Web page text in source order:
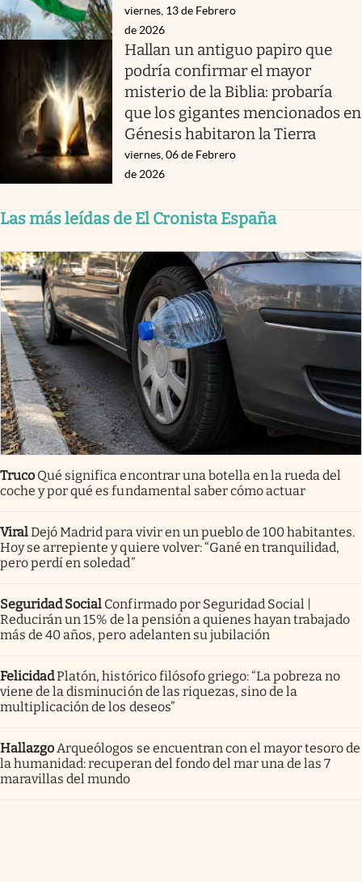
viernes, 13 de Febrero
de 2026
Hallan un antiguo papiro que
podría confirmar el mayor
misterio de la Biblia: probaría
que los gigantes mencionados en
Génesis habitaron la Tierra
viernes, 06 de Febrero
de 2026
Las más leídas de El Cronista España
Truco Qué significa encontrar una botella en la rueda del
coche y por qué es fundamental saber cómo actuar
ViralDejó Madrid para vivir en un pueblo de 100 habitantes.
Hoy se arrepiente y quiere volver: “Gané en tranquilidad,
pero perdí en soledad”
Seguridad Social Confirmado por Seguridad Social |
Reducirán un 15% de la pensión a quienes hayan trabajado
más de 40 años, pero adelanten su jubilación
FelicidadPlatón, histórico filósofo griego: “La pobreza no
viene de la disminución de las riquezas, sino de la
multiplicación de los deseos”
Hallazgo Arqueólogos se encuentran con el mayor tesoro de
la humanidad: recuperan del fondo del mar una de las 7
maravillas del mundo